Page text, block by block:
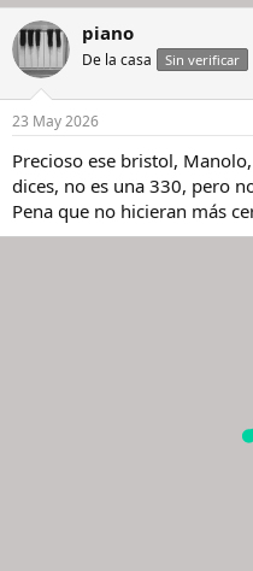
piano
De la casa Sin verificar
23 May 2026
Precioso ese bristol,
dices, no es una 330, pero
Pena que no hicieran más